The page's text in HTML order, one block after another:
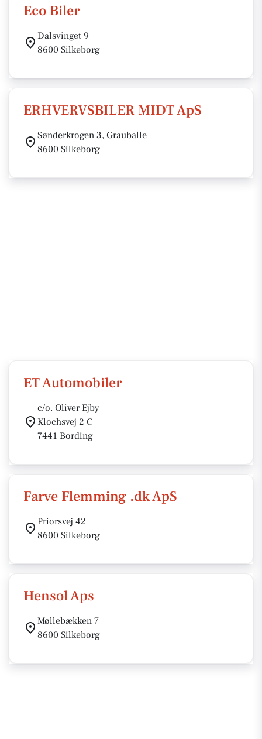
Eco Biler
Dalsvinget 9
8600 Silkeborg
ERHVERVSBILER MIDT ApS
Sønderkrogen 3, Grauballe
8600 Silkeborg
ET Automobiler
c/o. Oliver Ejby
Klochsvej 2 C
7441 Bording
Farve Flemming .dk ApS
Priorsvej 42
8600 Silkeborg
Hensol Aps
Møllebækken 7
8600 Silkeborg